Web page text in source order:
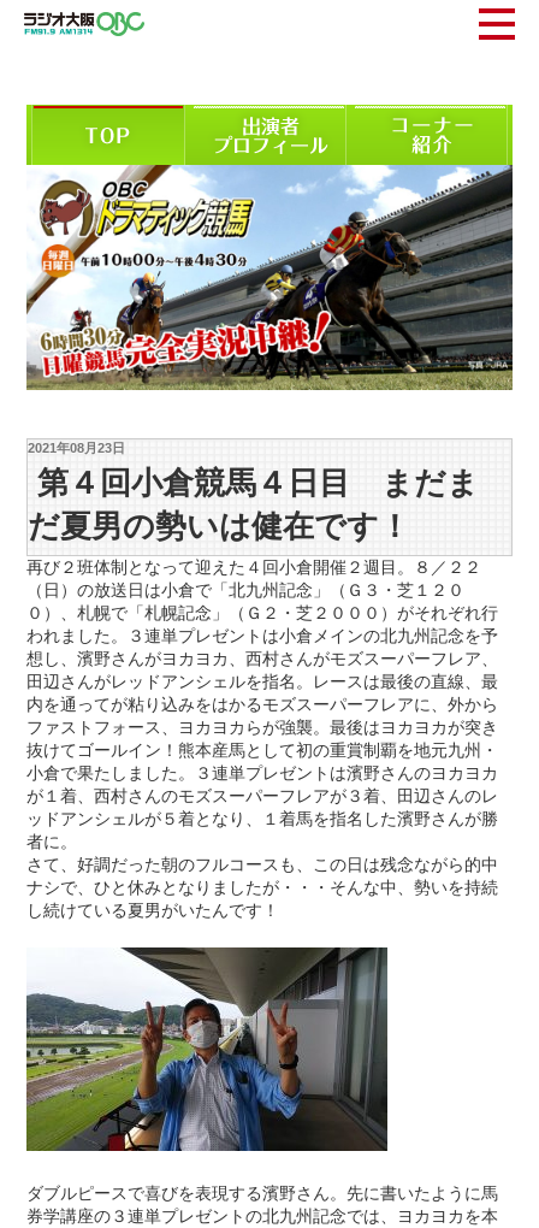
2021年08月23日
第４回小倉競馬４日目 まだま
だ夏男の勢いは健在です！
再び２班体制となって迎えた４回小倉開催２週目。８／２２
（日）の放送日は小倉で「北九州記念」（Ｇ３・芝１２０
０）、札幌で「札幌記念」（Ｇ２・芝２０００）がそれぞれ行
われました。３連単プレゼントは小倉メインの北九州記念を予
想し、濱野さんがヨカヨカ、西村さんがモズスーパーフレア、
田辺さんがレッドアンシェルを指名。レースは最後の直線、最
内を通ってが粘り込みをはかるモズスーパーフレアに、外から
ファストフォース、ヨカヨカらが強襲。最後はヨカヨカが突き
抜けてゴールイン！熊本産馬として初の重賞制覇を地元九州・
小倉で果たしました。３連単プレゼントは濱野さんのヨカヨカ
が１着、西村さんのモズスーパーフレアが３着、田辺さんのレ
ッドアンシェルが５着となり、１着馬を指名した濱野さんが勝
者に。
さて、好調だった朝のフルコースも、この日は残念ながら的中
ナシで、ひと休みとなりましたが・・・そんな中、勢いを持続
し続けている夏男がいたんです！
ダブルピースで喜びを表現する濱野さん。先に書いたように馬
券学講座の３連単プレゼントの北九州記念では、ヨカヨカを本